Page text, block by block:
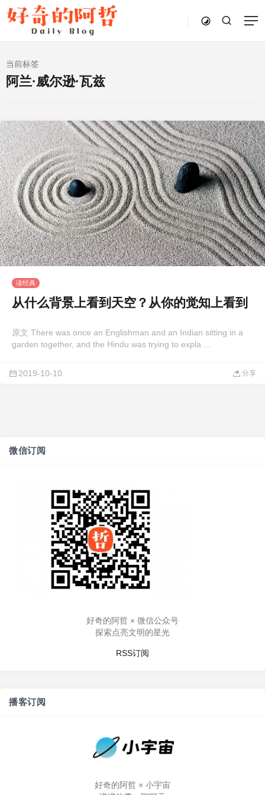
当前标签
阿兰·威尔逊·瓦兹
读经典
从什么背景上看到天空？从你的觉知上看到
原文 There was once an Englishman and an Indian sitting in a
garden together, and the Hindu was trying to expla ...
2019-10-10 分享
微信订阅
好奇的阿哲 × 微信公众号
探索点亮文明的星光
RSS订阅
播客订阅
好奇的阿哲 × 小宇宙